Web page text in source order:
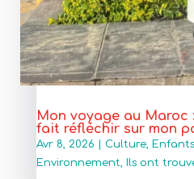
Mon voyage au Maroc
fait réfléchir sur mon
Avr 8, 2026 Culture,
Environnement, Ils ont